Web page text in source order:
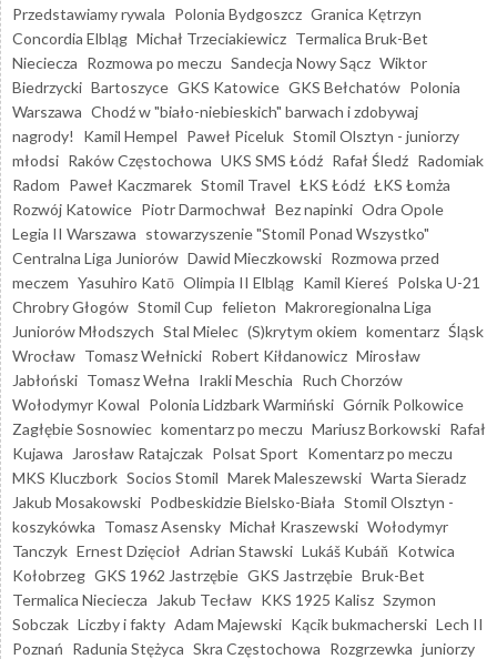
Przedstawiamy rywala Polonia Bydgoszcz Granica Kętrzyn
Concordia Elbląg Michał Trzeciakiewicz Termalica Bruk-Bet
Nieciecza Rozmowa po meczu Sandecja Nowy Sącz Wiktor
Biedrzycki Bartoszyce GKS Katowice GKS Bełchatów Polonia
Warszawa Chodź w "biało-niebieskich" barwach i zdobywaj
nagrody!
Kamil Hempel Paweł Piceluk Stomil Olsztyn - juniorzy
młodsi Raków Częstochowa UKS SMS Łódź Rafał Śledź Radomiak
Radom Paweł Kaczmarek Stomil Travel ŁKS Łódź ŁKS Łomża
Rozwój Katowice Piotr Darmochwał Bez napinki Odra Opole
Legia II Warszawa stowarzyszenie "Stomil Ponad Wszystko"
Centralna Liga Juniorów Dawid Mieczkowski Rozmowa przed
meczem Yasuhiro Katō Olimpia II Elbląg Kamil Kiereś Polska U-21
Chrobry Głogów Stomil Cup felieton Makroregionalna Liga
Juniorów Młodszych Stal Mielec (S)krytym okiem komentarz Śląsk
Wrocław Tomasz Wełnicki Robert Kiłdanowicz Mirosław
Jabłoński Tomasz Wełna Irakli Meschia Ruch Chorzów
Wołodymyr Kowal Polonia Lidzbark Warmiński Górnik Polkowice
Zagłębie Sosnowiec komentarz po meczu Mariusz Borkowski Rafał
Kujawa
Jarosław Ratajczak Polsat Sport Komentarz po meczu
MKS Kluczbork Socios Stomil Marek Maleszewski Warta Sieradz
Jakub Mosakowski Podbeskidzie Bielsko-Biała Stomil Olsztyn -
koszykówka Tomasz Asensky Michał Kraszewski Wołodymyr
Tanczyk Ernest Dzięcioł Adrian Stawski Lukáš Kubáň Kotwica
Kołobrzeg GKS 1962 Jastrzębie GKS Jastrzębie Bruk-Bet
Termalica Nieciecza
Jakub Tecław KKS 1925 Kalisz Szymon
Sobczak Liczby i fakty Adam Majewski Kącik bukmacherski Lech II
Poznań Radunia Stężyca Skra Częstochowa Rozgrzewka juniorzy